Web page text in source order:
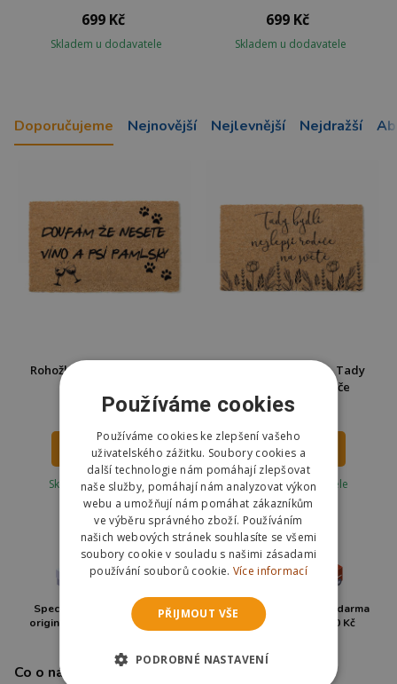
699 Kč
Skladem u dodavatele
699 Kč
Skladem u dodavatele
Doporučujeme Nejnovější Nejlevnější Nejdražší
Rohožka 40 x 60 cm - Víno a
699 Kč
DO KOŠÍKU
Skladem u dodavatele
Odešleme 17.08.
Rohožka 40 x 60 cm - Tady
bydlí nejlepší rodiče
699 Kč
DO KOŠÍKU
Skladem u dodavatele
Odešleme17.08.
Specialista na
originální dárky
Jsme tu pro vás
již 17 let
Doprava zdarma
od 1500 Kč
Co o nás říkají zákazníci
Používáme cookies
Používáme cookies ke zlepšení vašeho
uživatelského zážitku. Soubory cookies a
další technologie nám pomáhají zlepšovat
naše služby, pomáhají nám analyzovat výkon
webu a umožňují nám pomáhat zákazníkům
ve výběru správného zboží. Používáním
našich webových stránek souhlasíte se všemi
soubory cookie v souladu s našimi zásadami
používání souborů cookie. Více informací
PŘIJMOUT VŠE
PODROBNÉ NASTAVENÍ